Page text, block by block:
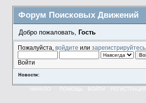
Форум Поисковых Движений
Добро пожаловать, Гость
Пожалуйста, войдите или зарегистрируйтесь.
Войти
Новости:
НАЧАЛО ПОМОЩЬ ВОЙТИ РЕГИСТРАЦИЯ